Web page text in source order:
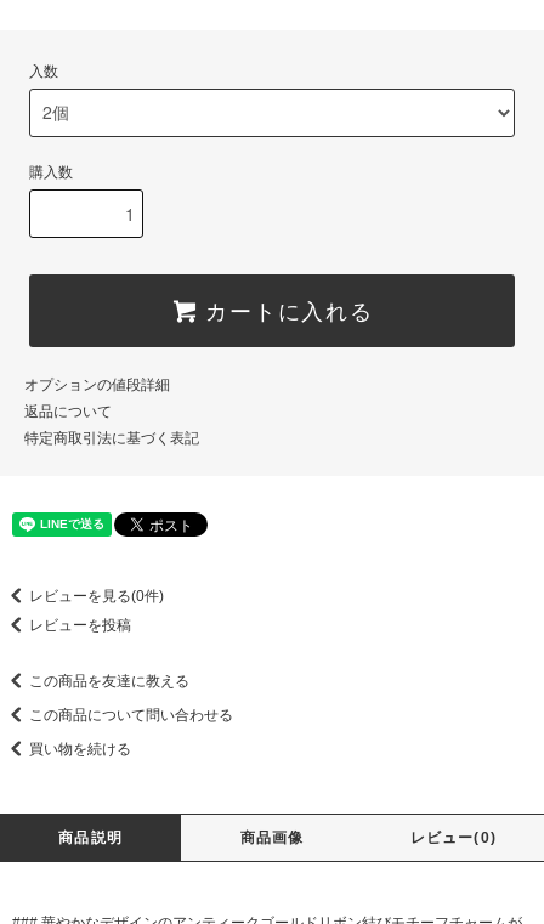
入数
購入数
カートに入れる
オプションの値段詳細
返品について
特定商取引法に基づく表記
レビューを見る(0件)
レビューを投稿
この商品を友達に教える
この商品について問い合わせる
買い物を続ける
商品説明 商品画像 レビュー(0)